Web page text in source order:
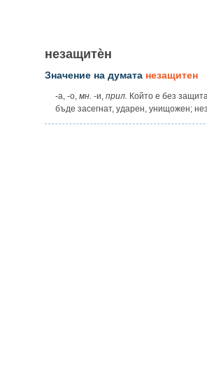
незащитѐн
Значение на думата незащитен
-а, -о, мн. -и, прил. Който е без
бъде засегнат, ударен, унищожен;